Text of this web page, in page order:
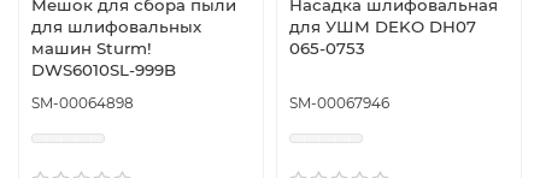
Мешок для сбора пыли
для шлифовальных
машин Sturm!
DWS6010SL-999B
SM-00064898
Насадка шлифовальная
для УШМ DEKO DH07
065-0753
SM-00067946